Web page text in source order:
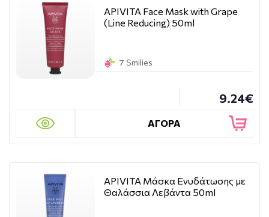
APIVITA Face Mask with Grape
(Line Reducing) 50ml
7 Smilies
9.24€
ΑΓΟΡΑ
APIVITA Μάσκα Ενυδάτωσης με
Θαλάσσια Λεβάντα 50ml